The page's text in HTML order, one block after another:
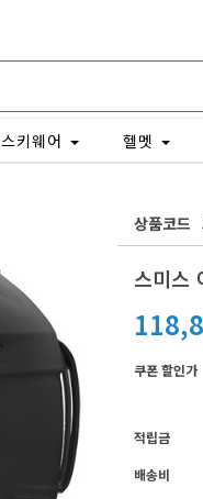
스키웨어 헬멧
상품코드
스미스
쿠폰 할인가
적립금
배송비